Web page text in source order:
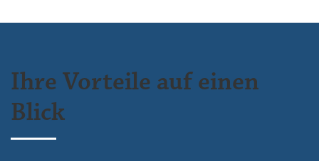
Ihre Vorteile auf einen
Blick